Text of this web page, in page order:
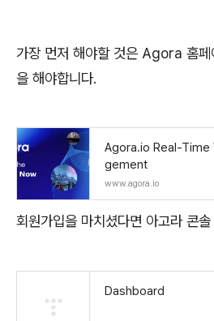
가장 먼저 해야할 것은 Agora 홈페
을 해야합니다.
Agora.io Real-Time
gement
www.agora.io
회원가입을 마치셨다면 아고라 콘
Dashboard